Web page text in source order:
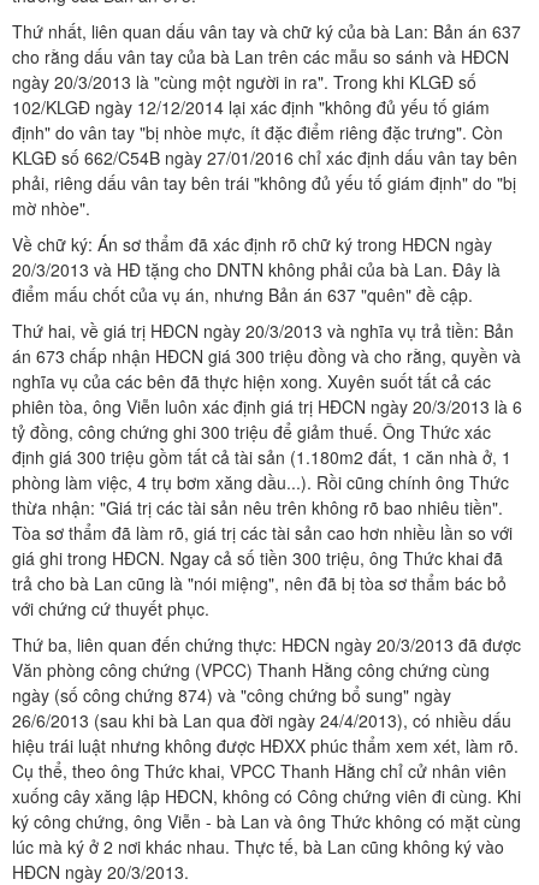
Thứ nhất, liên quan dấu vân tay và chữ ký của bà Lan: Bản án 637
cho rằng dấu vân tay của bà Lan trên các mẫu so sánh và HĐCN
ngày 20/3/2013 là "cùng một người in ra". Trong khi KLGĐ số
102/KLGĐ ngày 12/12/2014 lại xác định "không đủ yếu tố giám
định" do vân tay "bị nhòe mực, ít đặc điểm riêng đặc trưng". Còn
KLGĐ số 662/C54B ngày 27/01/2016 chỉ xác định dấu vân tay bên
phải, riêng dấu vân tay bên trái "không đủ yếu tố giám định" do "bị
mờ nhòe".
Về chữ ký: Án sơ thẩm đã xác định rõ chữ ký trong HĐCN ngày
20/3/2013 và HĐ tặng cho DNTN không phải của bà Lan. Đây là
điểm mấu chốt của vụ án, nhưng Bản án 637 "quên" đề cập.
Thứ hai, về giá trị HĐCN ngày 20/3/2013 và nghĩa vụ trả tiền: Bản
án 673 chấp nhận HĐCN giá 300 triệu đồng và cho rằng, quyền và
nghĩa vụ của các bên đã thực hiện xong. Xuyên suốt tất cả các
phiên tòa, ông Viễn luôn xác định giá trị HĐCN ngày 20/3/2013 là 6
tỷ đồng, công chứng ghi 300 triệu để giảm thuế. Ông Thức xác
định giá 300 triệu gồm tất cả tài sản (1.180m2 đất, 1 căn nhà ở, 1
phòng làm việc, 4 trụ bơm xăng dầu...). Rồi cũng chính ông Thức
thừa nhận: "Giá trị các tài sản nêu trên không rõ bao nhiêu tiền".
Tòa sơ thẩm đã làm rõ, giá trị các tài sản cao hơn nhiều lần so với
giá ghi trong HĐCN. Ngay cả số tiền 300 triệu, ông Thức khai đã
trả cho bà Lan cũng là "nói miệng", nên đã bị tòa sơ thẩm bác bỏ
với chứng cứ thuyết phục.
Thứ ba, liên quan đến chứng thực: HĐCN ngày 20/3/2013 đã được
Văn phòng công chứng (VPCC) Thanh Hằng công chứng cùng
ngày (số công chứng 874) và "công chứng bổ sung" ngày
26/6/2013 (sau khi bà Lan qua đời ngày 24/4/2013), có nhiều dấu
hiệu trái luật nhưng không được HĐXX phúc thẩm xem xét, làm rõ.
Cụ thể, theo ông Thức khai, VPCC Thanh Hằng chỉ cử nhân viên
xuống cây xăng lập HĐCN, không có Công chứng viên đi cùng. Khi
ký công chứng, ông Viễn - bà Lan và ông Thức không có mặt cùng
lúc mà ký ở 2 nơi khác nhau. Thực tế, bà Lan cũng không ký vào
HĐCN ngày 20/3/2013.